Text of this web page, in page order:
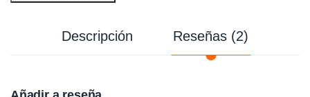
Descripción Reseñas (2)